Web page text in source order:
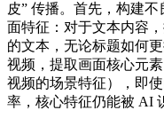
皮” 传播。首先，构建
面特征：对于文本内容
的文本，无论标题如何
视频，提取画面核心元
视频的场景特征），即
率，核心特征仍能被 AI